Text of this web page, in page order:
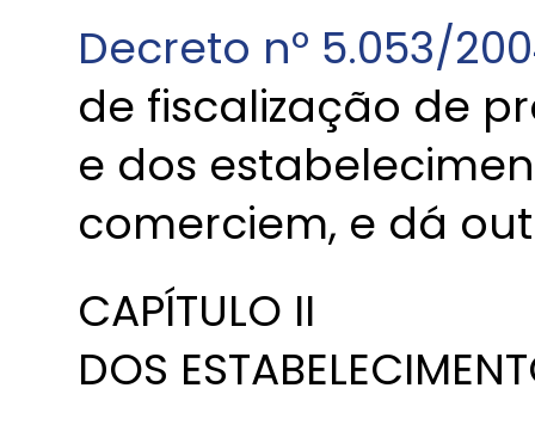
Decreto nº 5.053/
de fiscalização de
e dos
comerciem, e dá
CAPÍTULO II
DOS